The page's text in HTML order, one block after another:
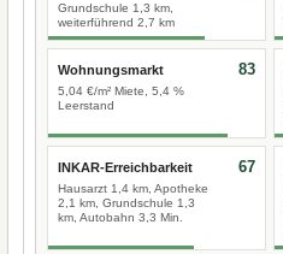
Grundschule 1,3 km,
weiterführend 2,7 km
Wohnungsmarkt
5,04 €/m² Miete, 5,4 %
Leerstand
83
INKAR-Erreichbarkeit
Hausarzt 1,4 km, Apotheke
2,1 km, Grundschule 1,3
km, Autobahn 3,3 Min.
67